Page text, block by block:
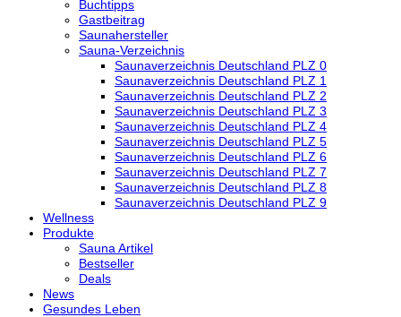
Buchtipps
Gastbeitrag
Saunahersteller
Sauna-Verzeichnis
Saunaverzeichnis Deutschland PLZ 0
Saunaverzeichnis Deutschland PLZ 1
Saunaverzeichnis Deutschland PLZ 2
Saunaverzeichnis Deutschland PLZ 3
Saunaverzeichnis Deutschland PLZ 4
Saunaverzeichnis Deutschland PLZ 5
Saunaverzeichnis Deutschland PLZ 6
Saunaverzeichnis Deutschland PLZ 7
Saunaverzeichnis Deutschland PLZ 8
Saunaverzeichnis Deutschland PLZ 9
Wellness
Produkte
Sauna Artikel
Bestseller
Deals
News
Gesundes Leben